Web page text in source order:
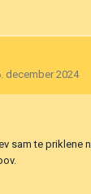
december 2024
sam te priklene